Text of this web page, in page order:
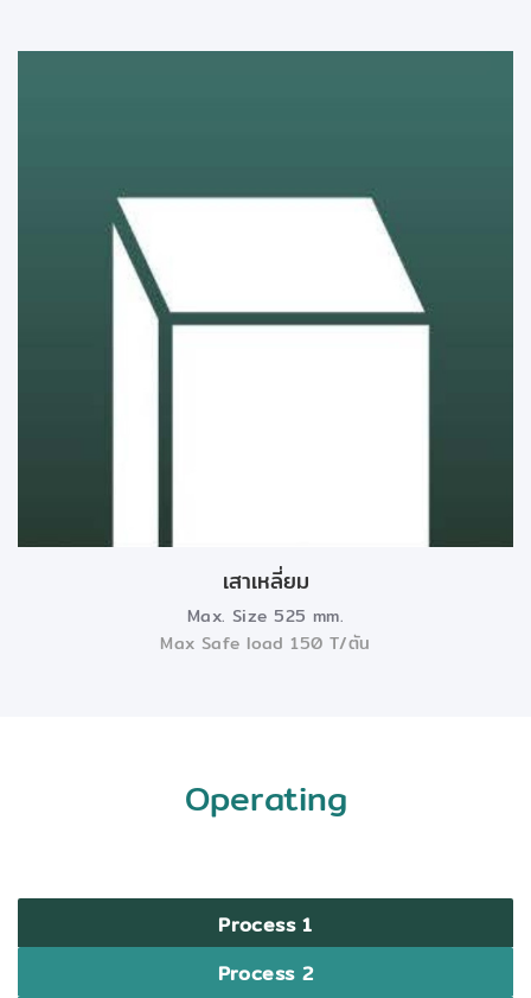
เสาเหลี่ยม
Max. Size 525 mm.
Max Safe load 150 T/ตัน
Operating
Process 1
Process 2